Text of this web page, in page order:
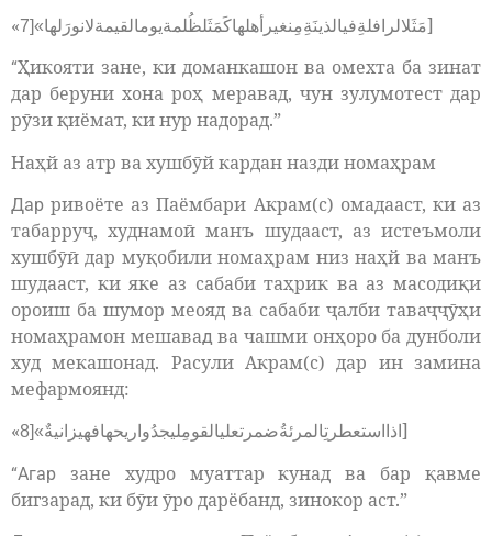
« مَثَلالرافلةِفيالذينَةِمِنغيرأهلهاکَمَثَلظُلمةيومالقيمةلانورَلها»[7]
“Ҳикояти зане, ки доманкашон ва омехта ба зинат
дар беруни хона роҳ меравад, чун зулумотест дар
рӯзи қиёмат, ки нур надорад.”
Наҳй аз атр ва хушбӯй кардан назди номаҳрам
Дар ривоёте аз Паёмбари Акрам(с) омадааст, ки аз
табарруҷ, худнамоӣ манъ шудааст, аз истеъмоли
хушбӯӣ дар муқобили номаҳрам низ наҳй ва манъ
шудааст, ки яке аз сабаби таҳрик ва аз масодиқи
ороиш ба шумор меояд ва сабаби ҷалби таваҷҷӯҳи
номаҳрамон мешавад ва чашми онҳоро ба дунболи
худ мекашонад. Расули Акрам(с) дар ин замина
мефармоянд:
« اذااستعطرتِالمرئةُضمرتعليالقومِليجدُواريحهافهيزانيةٌ»[8 ]
“Агар зане худро муаттар кунад ва бар қавме
бигзарад, ки бӯи ӯро дарёбанд, зинокор аст.”